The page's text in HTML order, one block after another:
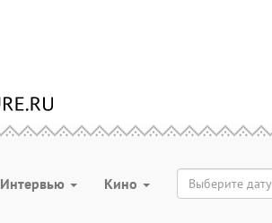
Интервью Кино